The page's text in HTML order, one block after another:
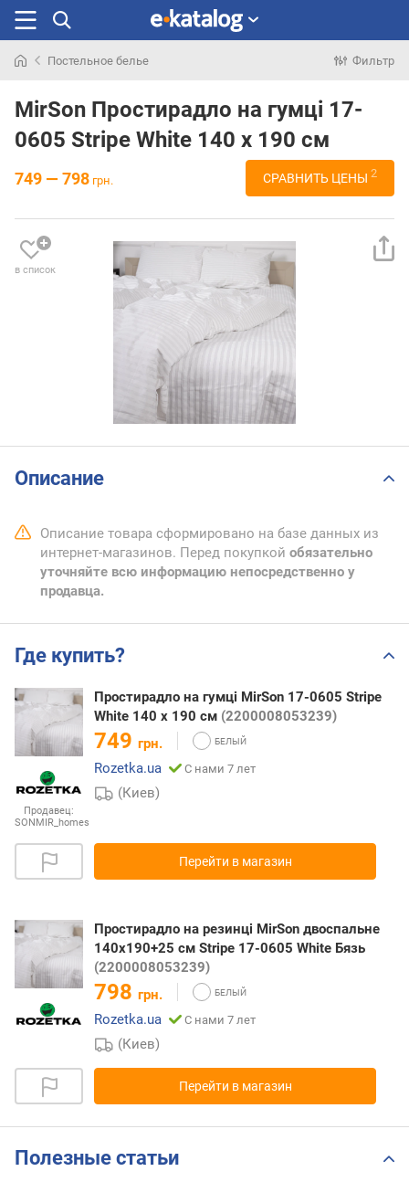
раньше
Постельное белье Фильтр
MirSon Простирадло на гумці 17-
0605 Stripe White 140 х 190 см
749 — 798 грн. СРАВНИТЬ ЦЕНЫ 2
в список
Описание
Описание товара сформировано на базе данных из
интернет-магазинов. Перед покупкой обязательно
уточняйте всю информацию непосредственно у
продавца.
Где купить?
Продавец:
SONMIR_homes
Простирадло на гумці MirSon 17-0605 Stripe
White 140 х 190 см (2200008053239)
749 грн.
Rozetka.ua
С нами 7 лет
(Киев)
Перейти в магазин
Простирадло на резинці MirSon двоспальне
140x190+25 см Stripe 17-0605 White Бязь
(2200008053239)
798 грн.
Rozetka.ua
С нами 7 лет
(Киев)
Перейти в магазин
Полезные статьи